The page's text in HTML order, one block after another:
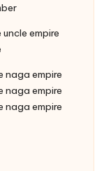
uncle empire
naga empire
naga empire
naga empire